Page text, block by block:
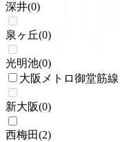
深井(0)
泉ヶ丘(0)
光明池(0)
大阪メトロ御堂筋線
新大阪(0)
西梅田(2)